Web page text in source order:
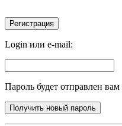
Login или e-mail:
Пароль будет отправлен вам